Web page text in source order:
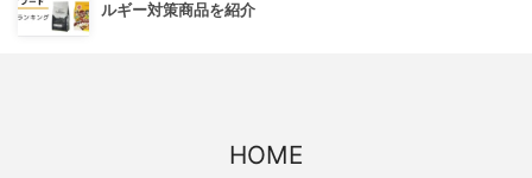
ルギー対策商品を紹介
HOME